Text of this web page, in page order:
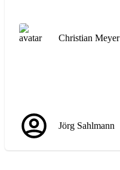
Christian Meyer
Jörg Sahlmann